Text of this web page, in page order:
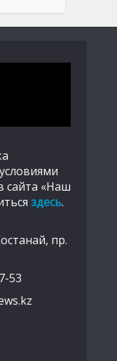
сайта «Наш
здесь.
пр.
53